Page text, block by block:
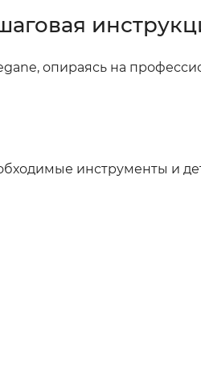
опираясь на
инструменты и